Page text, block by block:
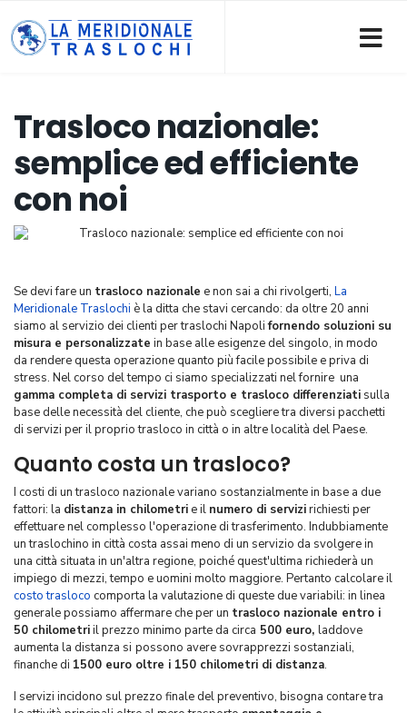
Trasloco nazionale:
semplice ed efficiente
con noi
Se devi fare un trasloco nazionale e non sai a chi rivolgerti, La
Meridionale Traslochi è la ditta che stavi cercando: da oltre 20 anni
siamo al servizio dei clienti per traslochi Napolifornendo soluzioni su
misura e personalizzate in base alle esigenze del singolo, in modo
da rendere questa operazione quanto più facile possibile e priva di
stress. Nel corso del tempo ci siamo specializzati nel fornire una
gamma completa di servizi trasporto e trasloco differenziati sulla
base delle necessità del cliente, che può scegliere tra diversi pacchetti
di servizi per il proprio trasloco in città o in altre località del Paese.
Quanto costa un trasloco?
I costi di un trasloco nazionale variano sostanzialmente in base a due
fattori: la distanza in chilometri e il numero di servizirichiesti per
effettuare nel complesso l'operazione di trasferimento. Indubbiamente
un traslochino in città costa assai meno di un servizio da svolgere in
una città situata in un'altra regione, poiché quest'ultima richiederà un
impiego di mezzi, tempo e uomini molto maggiore. Pertanto calcolare il
costo trasloco comporta la valutazione di queste due variabili: in linea
generale possiamo affermare che per un trasloco nazionale entro i
50 chilometriil prezzo minimo parte da circa 500 euro, laddove
aumenta la distanza si possono avere sovrapprezzi sostanziali,
finanche di 1500 euro oltre i 150 chilometri di distanza.
I servizi incidono sul prezzo finale del preventivo, bisogna contare tra